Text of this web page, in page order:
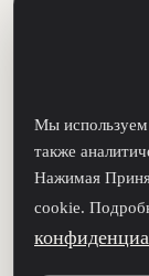
Мы используем
также
Нажимая
cookie.